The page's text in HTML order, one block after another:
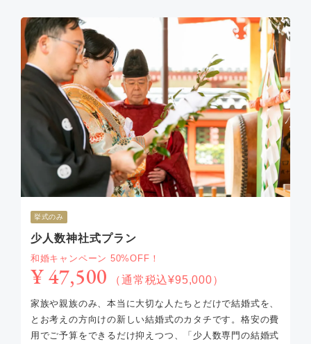
挙式のみ
少人数神社式プラン
和婚キャンペーン 50%OFF！
¥ 47,500 （通常税込¥95,000）
家族や親族のみ、本当に大切な人たちとだけで結婚式を、
とお考えの方向けの新しい結婚式のカタチです。格安の費
用でご予算をできるだけ抑えつつ、「少人数専門の結婚式